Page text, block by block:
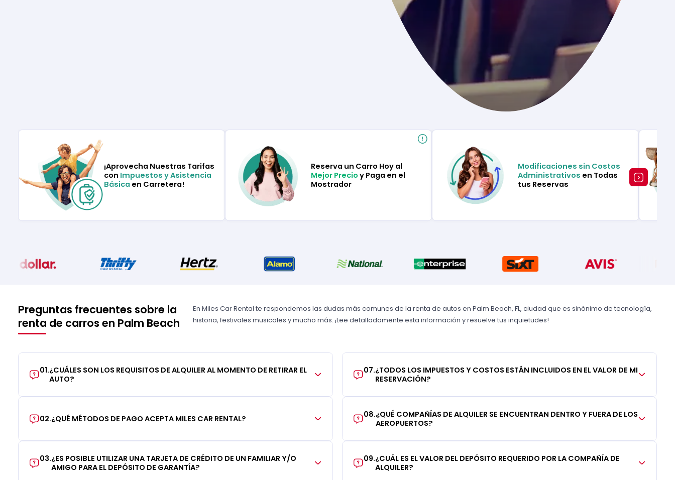
¡Aprovecha Nuestras Tarifas
con Impuestos y Asistencia
Básica en Carretera!
Reserva un Carro Hoy al
Mejor Precio y Paga en el
Mostrador
Modificaciones sin Costos
Administrativos en Todas
tus Reservas
Preguntas frecuentes sobre la
renta de carros en Palm Beach
En Miles Car Rental te respondemos las dudas más comunes de la renta de autos en Palm Beach, FL, ciudad que es sinónimo de tecnología,
historia, festivales musicales y mucho más. ¡Lee detalladamente esta información y resuelve tus inquietudes!
01.¿CUÁLES SON LOS REQUISITOS DE ALQUILER AL MOMENTO DE RETIRAR EL
AUTO?
02.¿QUÉ MÉTODOS DE PAGO ACEPTA MILES CAR RENTAL?
03.¿ES POSIBLE UTILIZAR UNA TARJETA DE CRÉDITO DE UN FAMILIAR Y/O
AMIGO PARA EL DEPÓSITO DE GARANTÍA?
07.¿TODOS LOS IMPUESTOS Y COSTOS ESTÁN INCLUIDOS EN EL VALOR DE MI
RESERVACIÓN?
08.¿QUÉ COMPAÑÍAS DE ALQUILER SE ENCUENTRAN DENTRO Y FUERA DE LOS
AEROPUERTOS?
09.¿CUÁL ES EL VALOR DEL DEPÓSITO REQUERIDO POR LA COMPAÑÍA DE
ALQUILER?